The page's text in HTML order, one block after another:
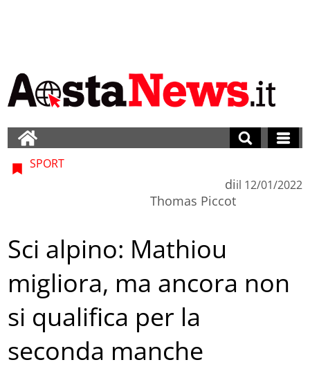
SPORT
di
Thomas Piccot
il 12/01/2022
Sci alpino: Mathiou
migliora, ma ancora non
si qualifica per la
seconda manche